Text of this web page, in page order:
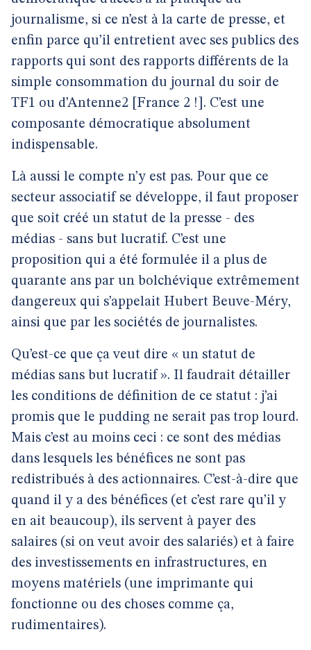
journalisme, si ce n’est à la carte de presse, et
enfin parce qu’il entretient avec ses publics des
rapports qui sont des rapports différents de la
simple consommation du journal du soir de
TF1 ou d’Antenne2 [France 2 !]. C’est une
composante démocratique absolument
indispensable.
Là aussi le compte n’y est pas. Pour que ce
secteur associatif se développe, il faut proposer
que soit créé un statut de la presse - des
médias - sans but lucratif. C’est une
proposition qui a été formulée il a plus de
quarante ans par un bolchévique extrêmement
dangereux qui s’appelait Hubert Beuve-Méry,
ainsi que par les sociétés de journalistes.
Qu’est-ce que ça veut dire « un statut de
médias sans but lucratif ». Il faudrait détailler
les conditions de définition de ce statut : j’ai
promis que le pudding ne serait pas trop lourd.
Mais c’est au moins ceci : ce sont des médias
dans lesquels les bénéfices ne sont pas
redistribués à des actionnaires. C’est-à-dire que
quand il y a des bénéfices (et c’est rare qu’il y
en ait beaucoup), ils servent à payer des
salaires (si on veut avoir des salariés) et à faire
des investissements en infrastructures, en
moyens matériels (une imprimante qui
fonctionne ou des choses comme ça,
rudimentaires).